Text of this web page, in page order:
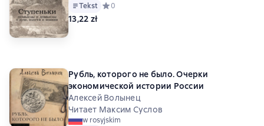
Tekst Средний рейтинг 0 на основе 0 оценок
0
13,22 zł
Рубль, которого не было. Очерки
экономической истории России
Алексей Волынец
Читает Максим Суслов
w rosyjskim